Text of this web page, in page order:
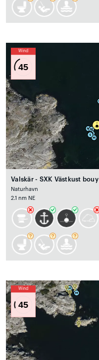
Wind
45
Valskär - SXK Västkust bouy
Naturhavn
2.1 nm NE
Wind
45